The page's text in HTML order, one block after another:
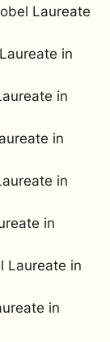
Laureate
in
in
in
in
in
Laureate in
in